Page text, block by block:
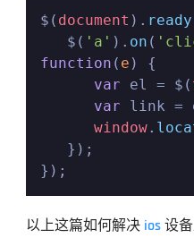
$( document ). ready
   $(
'a' ). on (
function ( e ) {
var el = $(
var link =
window.
});
以上这篇如何解决 ios 设